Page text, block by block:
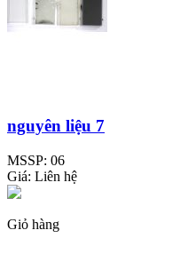
nguyên liệu 7
MSSP: 06
Giá: Liên hệ
Giỏ hàng